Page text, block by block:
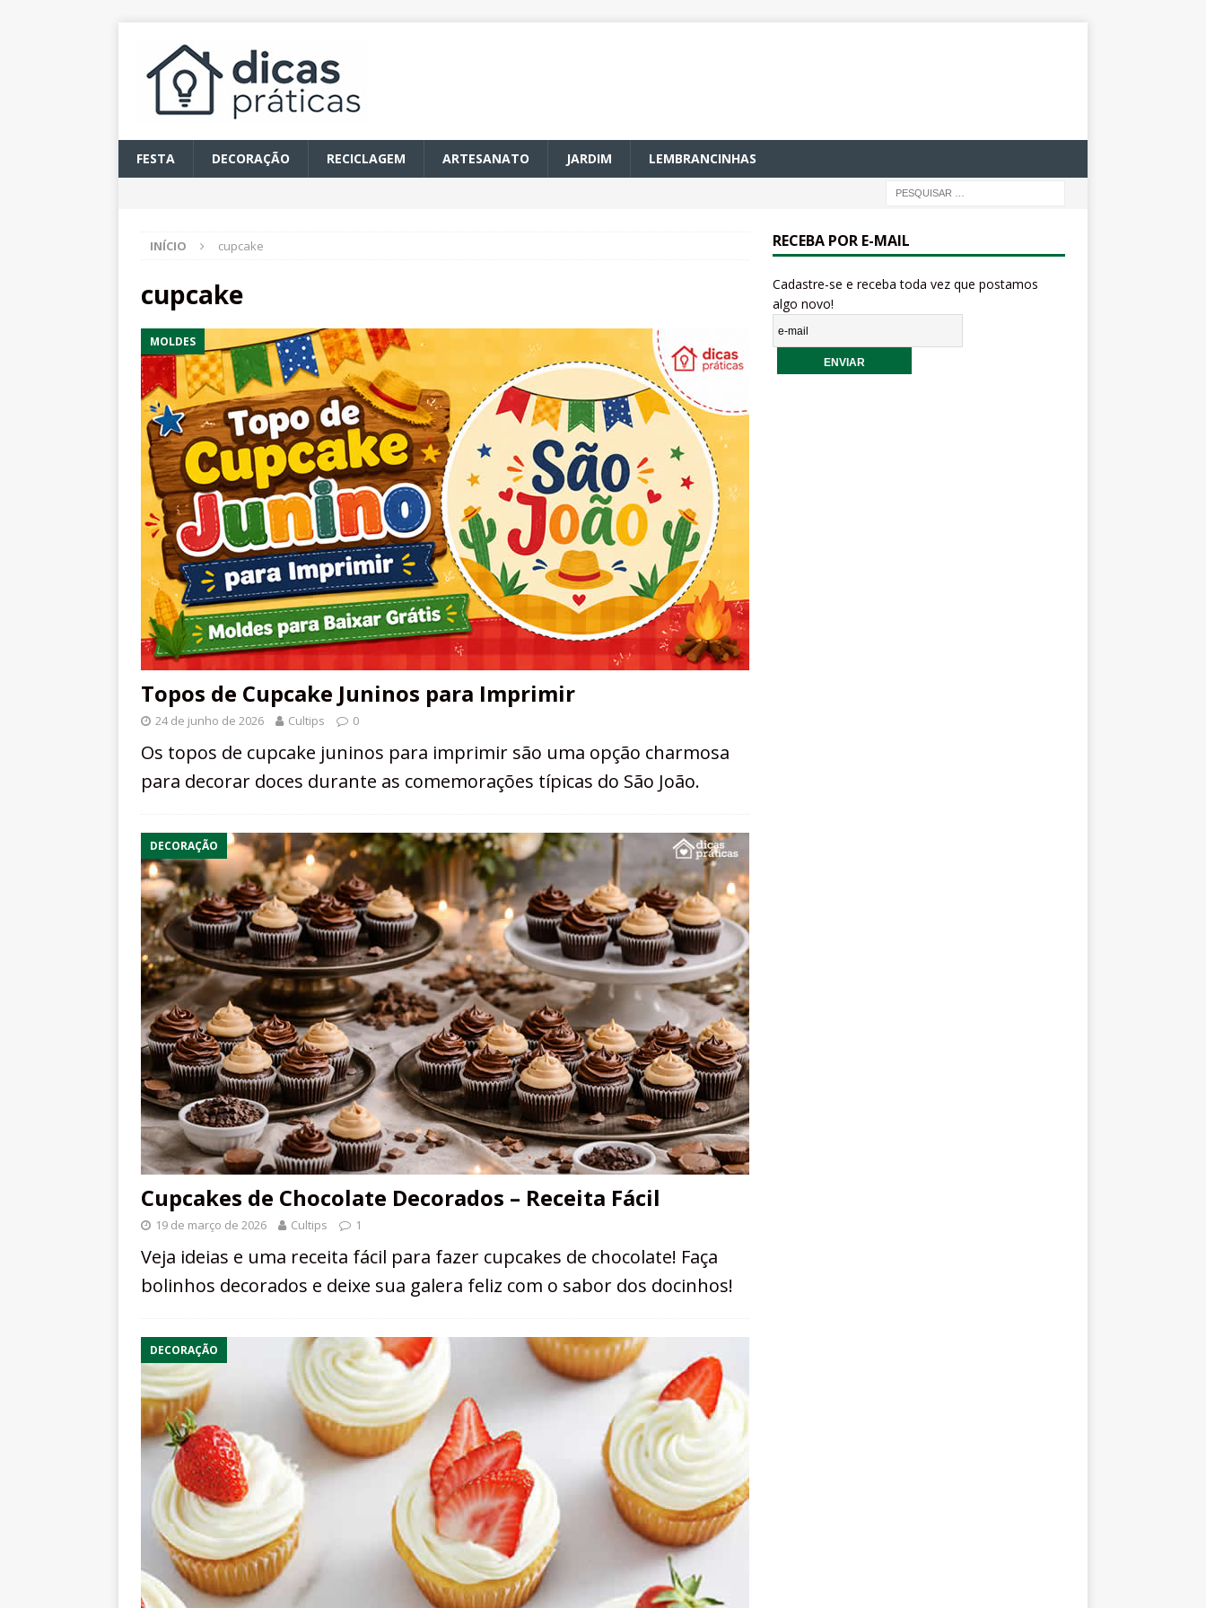
FESTA DECORAÇÃO RECICLAGEM ARTESANATO JARDIM LEMBRANCINHAS
INÍCIO cupcake
cupcake
MOLDES
Topos de Cupcake Juninos para Imprimir
24 de junho de 2026 Cultips 0
Os topos de cupcake juninos para imprimir são uma opção charmosa
para decorar doces durante as comemorações típicas do São João.
DECORAÇÃO
Cupcakes de Chocolate Decorados – Receita Fácil
19 de março de 2026 Cultips 1
Veja ideias e uma receita fácil para fazer cupcakes de chocolate! Faça
bolinhos decorados e deixe sua galera feliz com o sabor dos docinhos!
DECORAÇÃO
RECEBA POR E-MAIL
Cadastre-se e receba toda vez que postamos
algo novo!